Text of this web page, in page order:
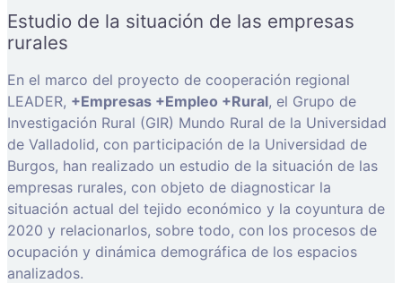
Estudio de la situación de las empresas
rurales
En el marco del proyecto de cooperación regional
LEADER, +Empresas +Empleo +Rural, el Grupo de
Investigación Rural (GIR) Mundo Rural de la Universidad
de Valladolid, con participación de la Universidad de
Burgos, han realizado un estudio de la situación de las
empresas rurales, con objeto de diagnosticar la
situación actual del tejido económico y la coyuntura de
2020 y relacionarlos, sobre todo, con los procesos de
ocupación y dinámica demográfica de los espacios
analizados.